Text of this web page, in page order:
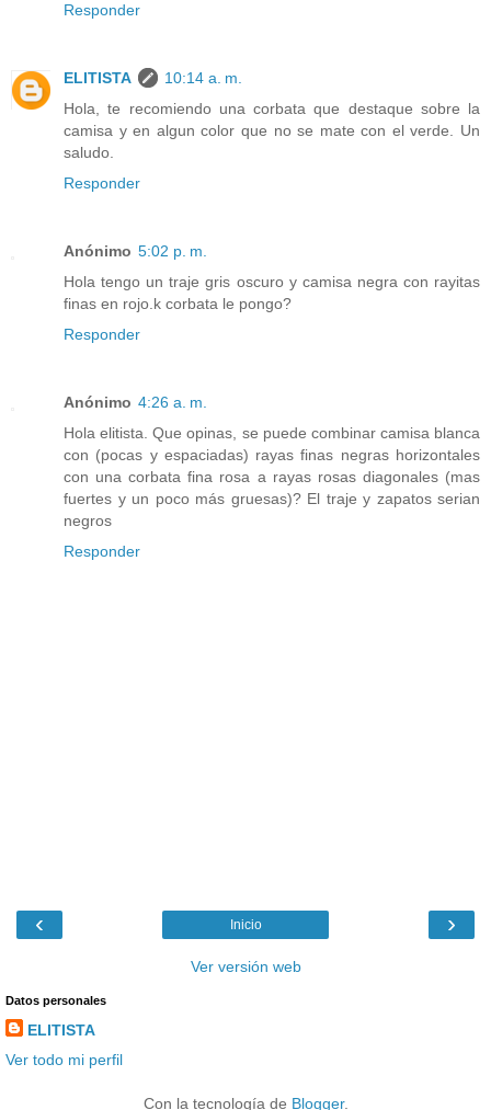
Responder
ELITISTA
10:14 a. m.
Hola, te recomiendo una corbata que destaque sobre la
camisa y en algun color que no se mate con el verde. Un
saludo.
Responder
Anónimo 5:02 p. m.
Hola tengo un traje gris oscuro y camisa negra con rayitas
finas en rojo.k corbata le pongo?
Responder
Anónimo 4:26 a. m.
Hola elitista. Que opinas, se puede combinar camisa blanca
con (pocas y espaciadas) rayas finas negras horizontales
con una corbata fina rosa a rayas rosas diagonales (mas
fuertes y un poco más gruesas)? El traje y zapatos serian
negros
Responder
‹ ›
Inicio
Ver versión web
Datos personales
ELITISTA
Ver todo mi perfil
Con la tecnología de Blogger.